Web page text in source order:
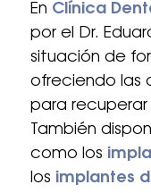
En Clínica
por el Dr.
situación de
ofreciendo las
para
También
como los
los implantes